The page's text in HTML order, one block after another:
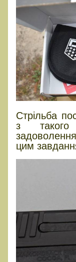
Стрільба
з такого
цим